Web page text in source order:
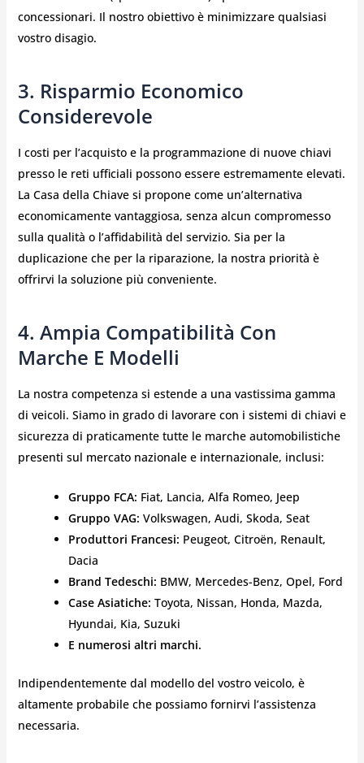
concessionari. Il nostro obiettivo è minimizzare qualsiasi
vostro disagio.
3. Risparmio Economico
Considerevole
I costi per l’acquisto e la programmazione di nuove chiavi
presso le reti ufficiali possono essere estremamente elevati.
La Casa della Chiave si propone come un’alternativa
economicamente vantaggiosa, senza alcun compromesso
sulla qualità o l’affidabilità del servizio. Sia per la
duplicazione che per la riparazione, la nostra priorità è
offrirvi la soluzione più conveniente.
4. Ampia Compatibilità Con
Marche E Modelli
La nostra competenza si estende a una vastissima gamma
di veicoli. Siamo in grado di lavorare con i sistemi di chiavi e
sicurezza di praticamente tutte le marche automobilistiche
presenti sul mercato nazionale e internazionale, inclusi:
Gruppo FCA: Fiat, Lancia, Alfa Romeo, Jeep
Gruppo VAG: Volkswagen, Audi, Skoda, Seat
Produttori Francesi: Peugeot, Citroën, Renault,
Dacia
Brand Tedeschi: BMW, Mercedes-Benz, Opel, Ford
Case Asiatiche: Toyota, Nissan, Honda, Mazda,
Hyundai, Kia, Suzuki
E numerosi altri marchi.
Indipendentemente dal modello del vostro veicolo, è
altamente probabile che possiamo fornirvi l’assistenza
necessaria.